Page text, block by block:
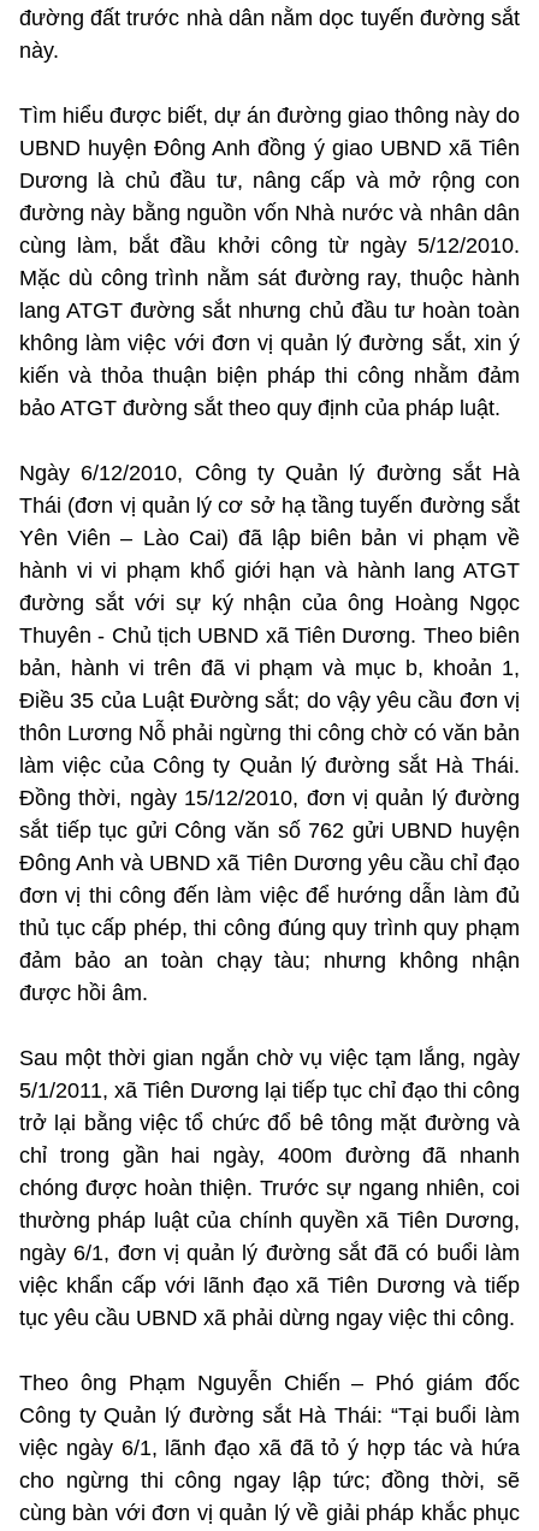
đường đất trước nhà dân nằm dọc tuyến đường sắt
này.
Tìm hiểu được biết, dự án đường giao thông này do
UBND huyện Đông Anh đồng ý giao UBND xã Tiên
Dương là chủ đầu tư, nâng cấp và mở rộng con
đường này bằng nguồn vốn Nhà nước và nhân dân
cùng làm, bắt đầu khởi công từ ngày 5/12/2010.
Mặc dù công trình nằm sát đường ray, thuộc hành
lang ATGT đường sắt nhưng chủ đầu tư hoàn toàn
không làm việc với đơn vị quản lý đường sắt, xin ý
kiến và thỏa thuận biện pháp thi công nhằm đảm
bảo ATGT đường sắt theo quy định của pháp luật.
Ngày 6/12/2010, Công ty Quản lý đường sắt Hà
Thái (đơn vị quản lý cơ sở hạ tầng tuyến đường sắt
Yên Viên – Lào Cai) đã lập biên bản vi phạm về
hành vi vi phạm khổ giới hạn và hành lang ATGT
đường sắt với sự ký nhận của ông Hoàng Ngọc
Thuyên - Chủ tịch UBND xã Tiên Dương. Theo biên
bản, hành vi trên đã vi phạm và mục b, khoản 1,
Điều 35 của Luật Đường sắt; do vậy yêu cầu đơn vị
thôn Lương Nỗ phải ngừng thi công chờ có văn bản
làm việc của Công ty Quản lý đường sắt Hà Thái.
Đồng thời, ngày 15/12/2010, đơn vị quản lý đường
sắt tiếp tục gửi Công văn số 762 gửi UBND huyện
Đông Anh và UBND xã Tiên Dương yêu cầu chỉ đạo
đơn vị thi công đến làm việc để hướng dẫn làm đủ
thủ tục cấp phép, thi công đúng quy trình quy phạm
đảm bảo an toàn chạy tàu; nhưng không nhận
được hồi âm.
Sau một thời gian ngắn chờ vụ việc tạm lắng, ngày
5/1/2011, xã Tiên Dương lại tiếp tục chỉ đạo thi công
trở lại bằng việc tổ chức đổ bê tông mặt đường và
chỉ trong gần hai ngày, 400m đường đã nhanh
chóng được hoàn thiện. Trước sự ngang nhiên, coi
thường pháp luật của chính quyền xã Tiên Dương,
ngày 6/1, đơn vị quản lý đường sắt đã có buổi làm
việc khẩn cấp với lãnh đạo xã Tiên Dương và tiếp
tục yêu cầu UBND xã phải dừng ngay việc thi công.
Theo ông Phạm Nguyễn Chiến – Phó giám đốc
Công ty Quản lý đường sắt Hà Thái: “Tại buổi làm
việc ngày 6/1, lãnh đạo xã đã tỏ ý hợp tác và hứa
cho ngừng thi công ngay lập tức; đồng thời, sẽ
cùng bàn với đơn vị quản lý về giải pháp khắc phục